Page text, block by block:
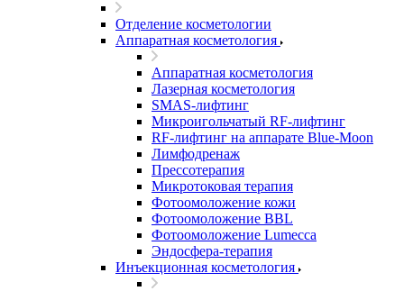
Отделение косметологии
Аппаратная косметология
Аппаратная косметология
Лазерная косметология
SMAS-лифтинг
Микроигольчатый RF-лифтинг
RF-лифтинг на аппарате Blue-Moon
Лимфодренаж
Прессотерапия
Микротоковая терапия
Фотоомоложение кожи
Фотоомоложение BBL
Фотоомоложение Lumecca
Эндосфера-терапия
Инъекционная косметология